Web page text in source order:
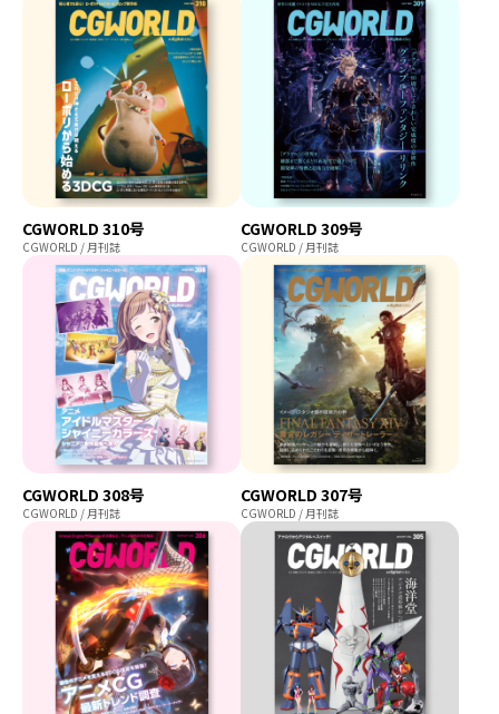
CGWORLD 310号
CGWORLD / 月刊誌
CGWORLD 309号
CGWORLD / 月刊誌
CGWORLD 308号
CGWORLD / 月刊誌
CGWORLD 307号
CGWORLD / 月刊誌